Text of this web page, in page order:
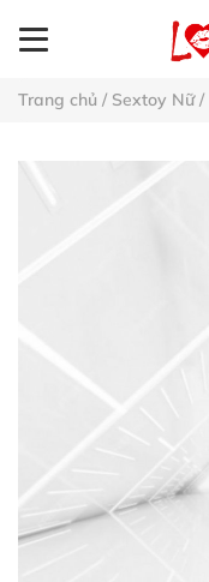
Trang chủ / Sextoy Nữ/